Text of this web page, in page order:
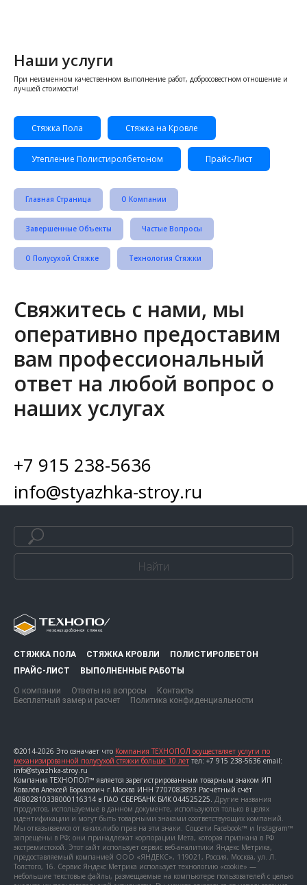
Наши услуги
При неизменном качественном выполнение работ, добросовестном отношение и
лучшей стоимости!
Стяжка Пола Стяжка на Кровле
Утепление Полистиролбетоном Прайс-Лист
Главная Страница О Компании
Завершенные Объекты Частые Вопросы
О Полусухой Стяжке Технология Стяжки
Свяжитесь с нами, мы
оперативно предоставим
вам профессиональный
ответ на любой вопрос о
наших услугах
+7 915 238-5636
info@styazhka-stroy.ru
Найти
СТЯЖКА ПОЛА СТЯЖКА КРОВЛИ
ПОЛИСТИРОЛБЕТОН
ПРАЙС-ЛИСТ
ВЫПОЛНЕННЫЕ РАБОТЫ
О компании Ответы на вопросы
Контакты
Бесплатный замер и расчет
Политика конфиденциальности
©2014-2026 Это означает что Компания ТЕХНОПОЛ осуществляет услуги по
механизированной полусухой стяжки больше 10 лет тел: +7 915 238-5636 email:
info@styazhka-stroy.ru
Компания ТЕХНОПОЛ™ является зарегистрированным товарным знаком ИП
Ковалёв Алексей Борисович г.Москва ИНН 7707083893 Расчётный счёт
40802810338000116314 в ПАО СБЕРБАНК БИК 044525225. Другие названия
продуктов, используемые в данном документе, используются только в целях
идентификации и могут быть товарными знаками соответствующих компаний.
Мы отказываемся от каких-либо прав на эти знаки. Соцсети Facebook™ и Instagram™
запрещены в РФ; они принадлежат корпорации Мета, которая признана в РФ
экстремистской. Этот сайт использует сервис веб-аналитики Яндекс Метрика,
предоставляемый компанией ООО «ЯНДЕКС», 119021, Россия, Москва, ул. Л.
Толстого, 16. Сервис Яндекс Метрика использует технологию «cookie» —
небольшие текстовые файлы, размещаемые на компьютере пользователей с целью